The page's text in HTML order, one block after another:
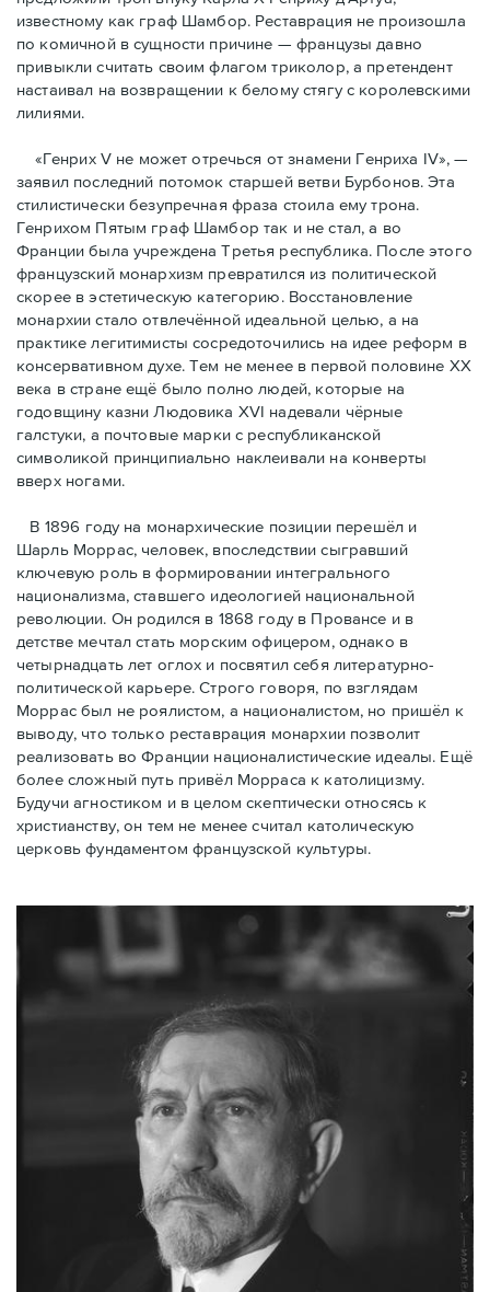
известному как граф Шамбор. Реставрация не произошла
по комичной в сущности причине — французы давно
привыкли считать своим флагoм триколор, а претендент
настаивал на возвращении к белому стягу с королевскими
лилиями.
«Генрих V не может отречься от знамени Генриха IV», —
заявил последний потомок старшей ветви Бурбонов. Эта
стилистически безупречная фраза стоила ему трона.
Генрихом Пятым граф Шамбор так и не стал, а во
Франции была учреждена Третья республика. После этого
французский монархизм превратился из политической
скорее в эстетическую категорию. Восстановление
монархии стало отвлечённой идеальной целью, а на
практике легитимисты сосредоточились на идее реформ в
консервативном духе. Тем не менее в первой половине ХХ
века в стране ещё было полно людей, которые на
годовщину казни Людовика XVI надевали чёрные
галстуки, а почтовые марки с республиканской
символикой принципиально наклеивали на конверты
вверх ногами.
В 1896 году на монархические позиции перешёл и
Шарль Моррас, человек, впоследствии сыгравший
ключевую роль в формировании интегрального
национализма, ставшего идеологией национальной
революции. Он родился в 1868 году в Провансе и в
детстве мечтал стать морским офицером, однако в
четырнадцать лет оглох и посвятил себя литературно-
политической карьере. Строго говоря, по взглядам
Моррас был не роялистом, а националистом, но пришёл к
выводу, что только реставрация монархии позволит
реализовать во Франции националистические идеалы. Ещё
более сложный путь привёл Морраса к католицизму.
Будучи агностиком и в целом скептически относясь к
христианству, он тем не менее считал католическую
церковь фундаментом французской культуры.